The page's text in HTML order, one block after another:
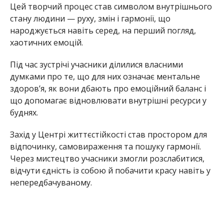
Цей творчий процес став символом внутрішнього
стану людини — руху, змін і гармонії, що
народжується навіть серед, на перший погляд,
хаотичних емоцій.
Під час зустрічі учасники ділилися власними
думками про те, що для них означає ментальне
здоров’я, як вони дбають про емоційний баланс і
що допомагає відновлювати внутрішні ресурси у
буднях.
Захід у Центрі життєстійкості став простором для
відпочинку, самовираження та пошуку гармонії.
Через мистецтво учасники змогли розслабитися,
відчути єдність із собою й побачити красу навіть у
непередбачуваному.